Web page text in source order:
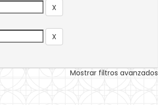
Mostrar filtros avanzados